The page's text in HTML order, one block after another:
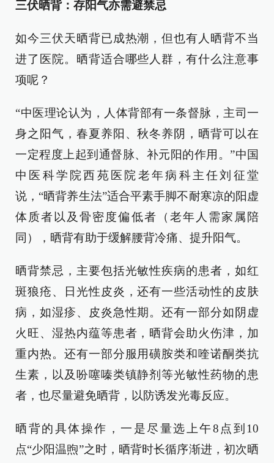
三伏晒背：存阳气亦需避禁忌
如今三伏天晒背已成热潮，但也有人晒背不当
进了医院。晒背适合哪些人群，有什么注意事
项呢？
“中医理论认为，人体背部有一条督脉，主司一
身之阳气，春夏养阳、秋冬养阴，晒背可以在
一定程度上起到通督脉、补元阳的作用。”中国
中医科学院西苑医院老年病科主任刘征堂
说，“晒背养生法”适合平素手脚不耐寒凉的阳虚
体质者以及骨密度偏低者（老年人需家属陪
同），晒背有助于缓解腰背冷痛、提升阳气。
晒背禁忌，主要包括光敏性疾病的患者，如红
斑狼疮、日光性皮炎，还有一些活动性的皮肤
病，如湿疹、皮炎急性期。还有一部分如阴虚
火旺、湿热内蕴等患者，晒背会助火伤津，加
重内热。还有一部分服用磺胺类和喹诺酮类抗
生素，以及吩噻嗪类镇静剂等光敏性药物的患
者，也尽量避免晒背，以防诱发光毒反应。
晒背的具体操作，一是尽量选上午8点到10
点“少阳温煦”之时，晒背时长循序渐进，初次晒